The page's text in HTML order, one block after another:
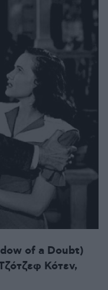
of a Doubt)
Κότεν,